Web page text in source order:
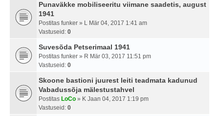
Punaväkke mobiliseeritu viimane saadetis, august
1941
Postitas funker » L Mär 04, 2017 1:41 am
Vastuseid: 0
Suvesõda Petserimaal 1941
Postitas funker » R Mär 03, 2017 11:51 pm
Vastuseid: 0
Skoone bastioni juurest leiti teadmata kadunud
Vabadussõja mälestustahvel
Postitas LoCo » K Jaan 04, 2017 1:19 pm
Vastuseid: 0